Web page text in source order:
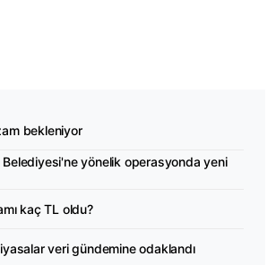
bekleniyor
Belediyesi'ne yönelik operasyonda yeni
kaç TL oldu?
veri gündemine odaklandı